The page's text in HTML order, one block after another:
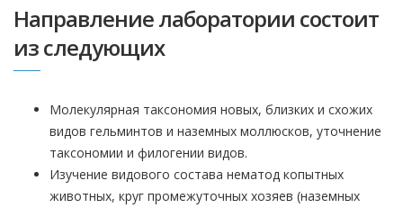
Направление лаборатории состоит
из следующих
Молекулярная таксономия новых, близких и схожих
видов гельминтов и наземных моллюсков, уточнение
таксономии и филогении видов.
Изучение видового состава нематод копытных
животных, круг промежуточных хозяев (наземных